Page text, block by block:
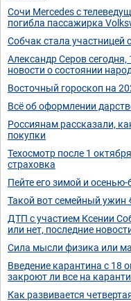
Сочи Mercedes с
погибла пассажирка
Собчак стала участницей
Александр Серов сегодня,
новости о состоянии
Восточный гороскоп на
Всё об оформлении
Россиянам рассказали,
покупки
Техосмотр после 1
страховка
Пейте его зимой и осенью-
Такой вот семейный ужин
ДТП с участием Ксении
или нет, последние
Сила мысли физика или
Введение карантина с 18
закроют ли все на
Как развивается